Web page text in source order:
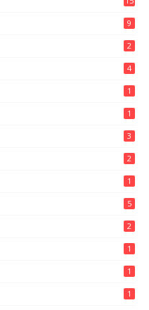
9
2
4
1
1
3
2
1
5
2
1
1
1